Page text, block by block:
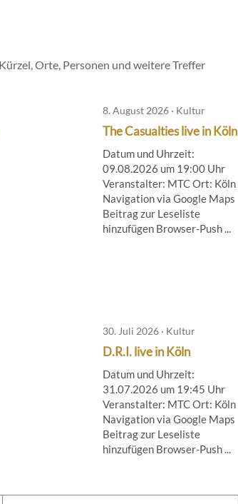
Orte, Personen und weitere Treffer
8. August 2026 · Kultur
The Casualties live in Köln
Datum und Uhrzeit:
09.08.2026 um 19:00 Uhr
Veranstalter: MTC Ort: Köln
Navigation via Google Maps
Beitrag zur Leseliste
hinzufügen Browser-Push ...
30. Juli 2026 · Kultur
D.R.I. live in Köln
Datum und Uhrzeit:
31.07.2026 um 19:45 Uhr
Veranstalter: MTC Ort: Köln
Navigation via Google Maps
Beitrag zur Leseliste
hinzufügen Browser-Push ...